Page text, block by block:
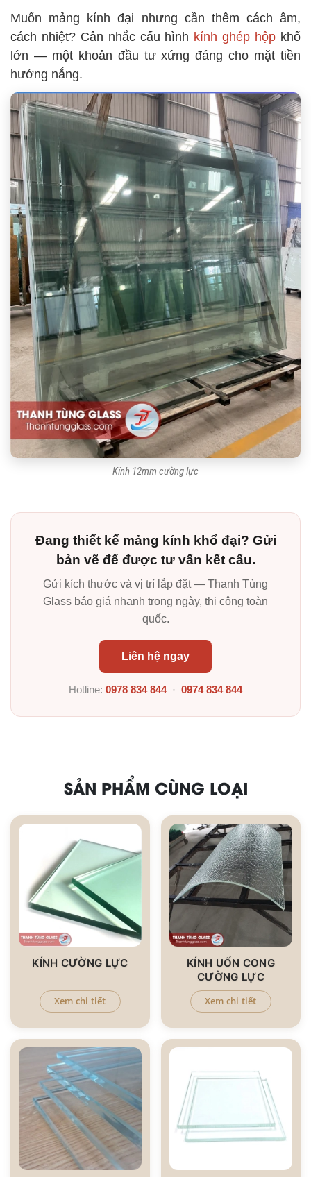
Muốn mảng kính đại nhưng cần thêm cách âm,
cách nhiệt? Cân nhắc cấu hình kính ghép hộp khổ
lớn — một khoản đầu tư xứng đáng cho mặt tiền
hướng nắng.
Kính 12mm cường lực
Đang thiết kế mảng kính khổ đại? Gửi
bản vẽ để được tư vấn kết cấu.
Gửi kích thước và vị trí lắp đặt — Thanh Tùng
Glass báo giá nhanh trong ngày, thi công toàn
quốc.
Liên hệ ngay
Hotline: 0978 834 844· 0974 834 844
SẢN PHẨM CÙNG LOẠI
KÍNH CƯỜNG LỰC
Xem chi tiết
KÍNH UỐN CONG
CƯỜNG LỰC
Xem chi tiết